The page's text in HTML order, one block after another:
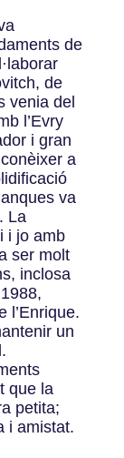
de
de
venia del
l’Evry
i gran
a
va
La
i jo amb
ser molt
inclosa
l’Enrique.
un
que la
petita;
i amistat.